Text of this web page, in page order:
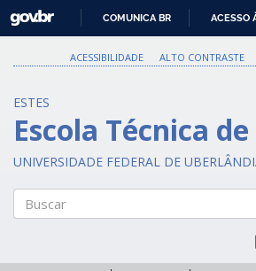
PARA
O
GOVBR
COMUNICA BR ACESSO
ACESSIBILIDADE ALTO CONTRASTE
ESTES
Escola Técnica
UNIVERSIDADE FEDERAL DE